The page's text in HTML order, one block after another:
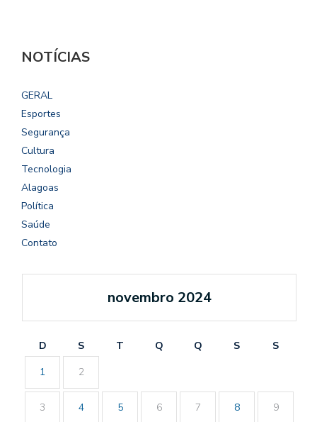
NOTÍCIAS
GERAL
Esportes
Segurança
Cultura
Tecnologia
Alagoas
Política
Saúde
Contato
novembro 2024
D S T Q Q S
S
1
2
3 4 5 6 7 8 9